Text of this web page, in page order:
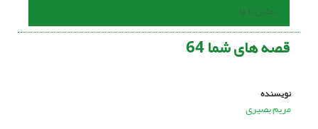
تماس با ما
قصه هاى شما 64
نویسنده
مریم بصیری